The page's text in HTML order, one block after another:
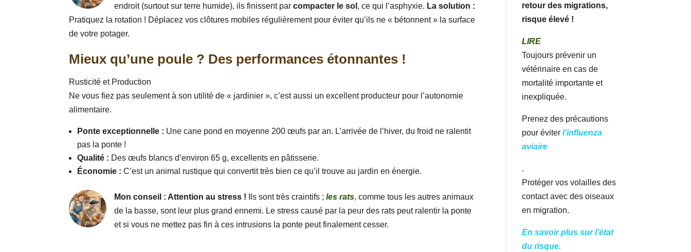
endroit (surtout sur terre humide), ils finissent parcompacter le sol , ce qui l’asphyxie. La solution :
Pratiquez la rotation ! Déplacez vos clôtures mobiles régulièrement pour éviter qu’ils ne « bétonnent » la surface
de votre potager.
Mieux qu’une poule ? Des performances étonnantes !
Rusticité et Production
Ne vous fiez pas seulement à son utilité de « jardinier », c’est aussi un excellent producteur pour l’autonomie
alimentaire.
Ponte exceptionnelle : Une cane pond en moyenne 200 œufs par an. L’arrivée de l’hiver, du froid ne ralentit
pas la ponte !
Qualité : Des œufs blancs d’environ 65 g, excellents en pâtisserie.
Économie : C’est un animal rustique qui convertit très bien ce qu’il trouve au jardin en énergie.
Mon conseil : Attention au stress ! Ils sont très craintifs ;les rats, comme tous les autres animaux
de la basse, sont leur plus grand ennemi. Le stress causé par la peur des rats peut ralentir la ponte
et si vous ne mettez pas fin à ces intrusions la ponte peut finalement cesser.
retour des migrations,
risque élevé !
LIRE
Toujours prévenir un
vétérinaire en cas de
mortalité importante et
inexpliquée.
Prenez des précautions
pour éviterl’influenza
aviaire
.
Protéger vos volailles des
contact avec des oiseaux
en migration.
En savoir plus sur l'état
du risque.